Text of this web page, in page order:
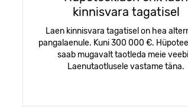
kinnisvara tagatisel
Laen kinnisvara tagatisel on hea
pangalaenule. Kuni 300 000 €.
saab mugavalt taotleda meie
Laenutaotlusele vastame täna.